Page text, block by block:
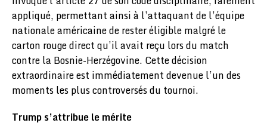
appliqué, permettant ainsi à l’attaquant de l’équipe
nationale américaine de rester éligible malgré le
carton rouge direct qu’il avait reçu lors du match
contre la Bosnie-Herzégovine. Cette décision
extraordinaire est immédiatement devenue l’un des
moments les plus controversés du tournoi.
Trump s’attribue le mérite